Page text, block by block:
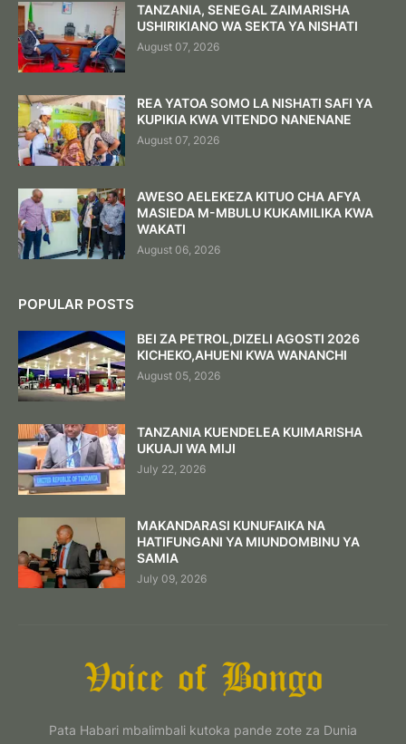
TANZANIA, SENEGAL ZAIMARISHA
USHIRIKIANO WA SEKTA YA NISHATI
August 07, 2026
REA YATOA SOMO LA NISHATI SAFI YA
KUPIKIA KWA VITENDO NANENANE
August 07, 2026
AWESO AELEKEZA KITUO CHA AFYA
MASIEDA M-MBULU KUKAMILIKA KWA
WAKATI
August 06, 2026
POPULAR POSTS
BEI ZA PETROL,DIZELI AGOSTI 2026
KICHEKO,AHUENI KWA WANANCHI
August 05, 2026
TANZANIA KUENDELEA KUIMARISHA
UKUAJI WA MIJI
July 22, 2026
MAKANDARASI KUNUFAIKA NA
HATIFUNGANI YA MIUNDOMBINU YA
SAMIA
July 09, 2026
Pata Habari mbalimbali kutoka pande zote za Dunia